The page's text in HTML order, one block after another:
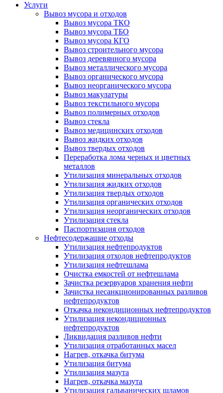
Услуги
Вывоз мусора и отходов
Вывоз мусора ТКО
Вывоз мусора ТБО
Вывоз мусора КГО
Вывоз строительного мусора
Вывоз деревянного мусора
Вывоз металлического мусора
Вывоз органического мусора
Вывоз неорганического мусора
Вывоз макулатуры
Вывоз текстильного мусора
Вывоз полимерных отходов
Вывоз стекла
Вывоз медицинских отходов
Вывоз жидких отходов
Вывоз твердых отходов
Переработка лома черных и цветных
металлов
Утилизация минеральных отходов
Утилизация жидких отходов
Утилизация твердых отходов
Утилизация органических отходов
Утилизация неорганических отходов
Утилизация стекла
Паспортизация отходов
Нефтесодержащие отходы
Утилизация нефтепродуктов
Утилизация отходов нефтепродуктов
Утилизация нефтешлама
Очистка емкостей от нефтешлама
Зачистка резервуаров хранения нефти
Зачистка несанкционированных разливов
нефтепродуктов
Откачка некондиционных нефтепродуктов
Утилизация некондиционных
нефтепродуктов
Ликвидация разливов нефти
Утилизация отработанных масел
Нагрев, откачка битума
Утилизация битума
Утилизация мазута
Нагрев, откачка мазута
Утилизация гальванических шламов